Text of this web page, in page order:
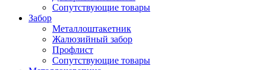
Сопутствующие товары
Забор
Металлоштакетник
Жалюзийный забор
Профлист
Сопутствующие товары